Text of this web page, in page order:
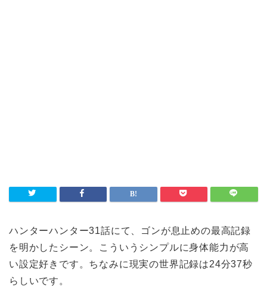
ハンターハンター31話にて、ゴンが息止めの最高記録
を明かしたシーン。こういうシンプルに身体能力が高
い設定好きです。ちなみに現実の世界記録は24分37秒
らしいです。